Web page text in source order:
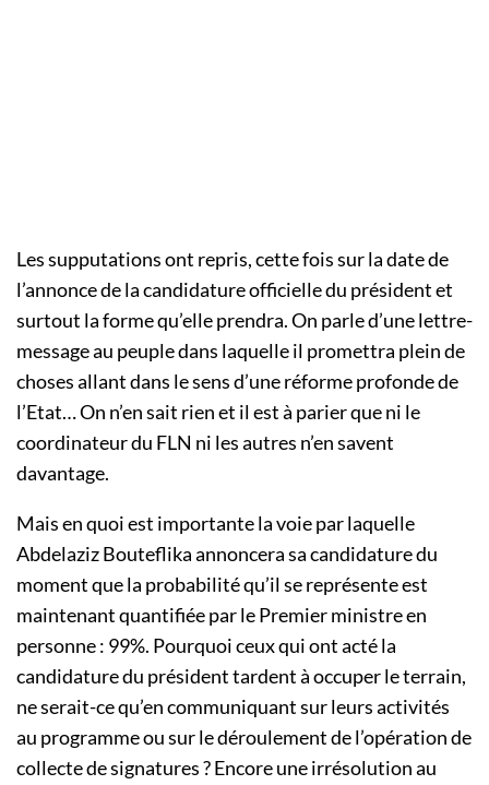
Les supputations ont repris, cette fois sur la date de
l’annonce de la candidature officielle du président et
surtout la forme qu’elle prendra. On parle d’une lettre-
message au peuple dans laquelle il promettra plein de
choses allant dans le sens d’une réforme profonde de
l’Etat… On n’en sait rien et il est à parier que ni le
coordinateur du FLN ni les autres n’en savent
davantage.
Mais en quoi est importante la voie par laquelle
Abdelaziz Bouteflika annoncera sa candidature du
moment que la probabilité qu’il se représente est
maintenant quantifiée par le Premier ministre en
personne : 99%. Pourquoi ceux qui ont acté la
candidature du président tardent à occuper le terrain,
ne serait-ce qu’en communiquant sur leurs activités
au programme ou sur le déroulement de l’opération de
collecte de signatures ? Encore une irrésolution au